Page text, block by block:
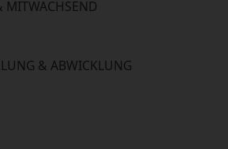
MITWACHSEND
& ABWICKLUNG